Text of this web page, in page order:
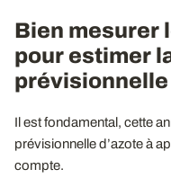
Bien mesurer
pour estimer
prévisionnelle
Il est fondamental, cette
prévisionnelle d’azote à
compte.